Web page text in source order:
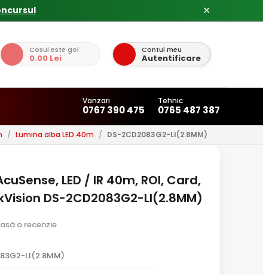
✕
Cosul este gol
0.00 Lei
Contul meu
Autentificare
Vanzari
0767 390 475
Tehnic
0765 487 387
/ Lumina alba LED 40m / DS-2CD2083G2-LI(2.8MM)
LED / IR 40m, ROI, Card,
DS-2CD2083G2-LI(2.8MM)
o recenzie
LI(2.8MM)